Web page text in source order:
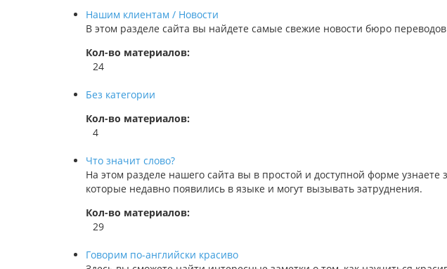
Нашим клиентам / Новости
В этом разделе сайта вы найдете самые свежие новости бюро
Кол-во материалов:
24
Без категории
Кол-во материалов:
4
Что значит слово?
На этом разделе нашего сайта вы в простой и доступной форме
которые недавно появились в языке и могут вызывать затруднения.
Кол-во материалов:
29
Говорим по-английски красиво